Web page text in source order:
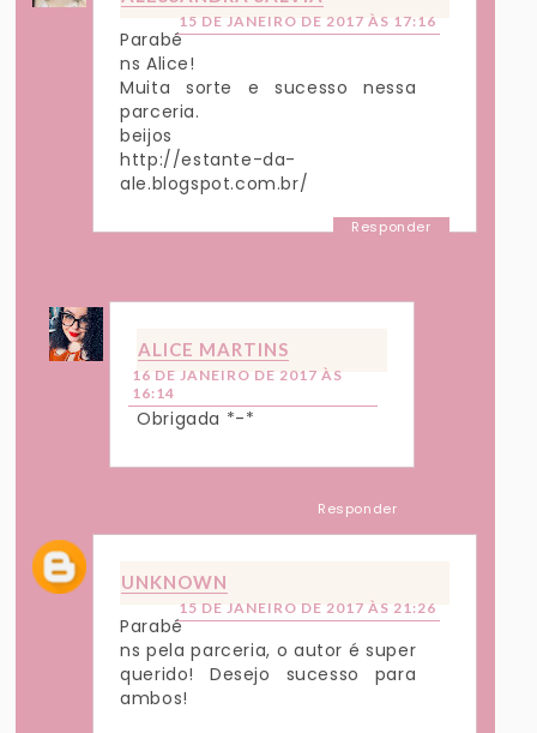
15 DE JANEIRO DE 2017 ÀS 17:16
Parabé
ns Alice!
Muita sorte e sucesso nessa
parceria.
beijos
http://estante-da-
ale.blogspot.com.br/
Responder
ALICE MARTINS
16 DE JANEIRO DE 2017 ÀS
16:14
Obrigada *-*
Responder
UNKNOWN
15 DE JANEIRO DE 2017 ÀS 21:26
Parabé
ns pela parceria, o autor é super
querido! Desejo sucesso para
ambos!